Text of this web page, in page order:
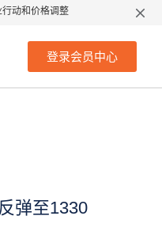
动和价格调整
登录会员中心
【期汇决算】金价可博反
弹至1330